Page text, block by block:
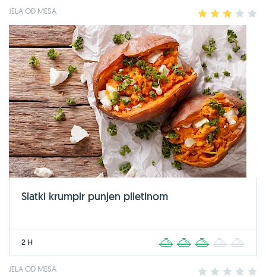
JELA OD MESA 2 3 4
Slatki krumpir punjen piletinom
2 H 2 3 4
JELA OD MESA 2 3 4